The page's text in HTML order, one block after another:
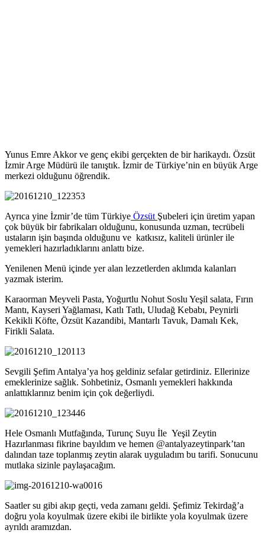
Yunus Emre Akkor ve genç ekibi gerçekten de bir harikaydı. Özsüt
İzmir Arge Müdürü ile tanıştık. İzmir de Türkiye’nin en büyük Arge
merkezi olduğunu öğrendik.
Ayrıca yine İzmir’de tüm Türkiye Özsüt Şubeleri için üretim yapan
çok büyük bir fabrikaları olduğunu, konusunda uzman, tecrübeli
ustaların işin başında olduğunu ve katkısız, kaliteli ürünler ile
yemekleri hazırladıklarını anlattı bize.
Yenilenen Menü içinde yer alan lezzetlerden aklımda kalanları
yazmak isterim.
Karaorman Meyveli Pasta, Yoğurtlu Nohut Soslu Yeşil salata, Fırın
Mantı, Kayseri Yağlaması, Katlı Tatlı, Uludağ Kebabı, Peynirli
Kekikli Köfte, Özsüt Kazandibi, Mantarlı Tavuk, Damalı Kek,
Firikli Salata.
Sevgili Şefim Antalya’ya hoş geldiniz sefalar getirdiniz. Ellerinize
emeklerinize sağlık. Sohbetiniz, Osmanlı yemekleri hakkında
anlattıklarınız benim için çok değerliydi.
Hele Osmanlı Mutfağında, Turunç Suyu İle Yeşil Zeytin
Hazırlanması fikrine bayıldım ve hemen @antalyazeytinpark’tan
dalından taze toplanmış zeytin alarak uyguladım bu tarifi. Sonucunu
mutlaka sizinle paylaşacağım.
Saatler su gibi akıp geçti, veda zamanı geldi. Şefimiz Tekirdağ’a
doğru yola koyulmak üzere ekibi ile birlikte yola koyulmak üzere
ayrıldı aramızdan.